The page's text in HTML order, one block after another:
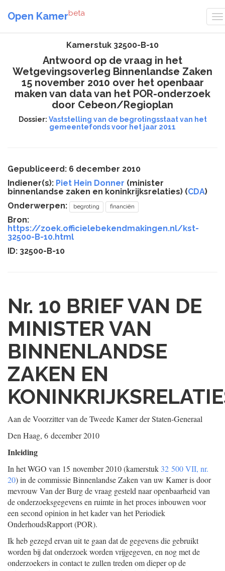
Open Kamerbeta
Kamerstuk 32500-B-10
Antwoord op de vraag in het
Wetgevingsoverleg Binnenlandse Zaken
15 november 2010 over het openbaar
maken van data van het POR-onderzoek
door Cebeon/Regioplan
Dossier: Vaststelling van de begrotingsstaat van het
gemeentefonds voor het jaar 2011
Gepubliceerd: 6 december 2010
Indiener(s): Piet Hein Donner (minister
binnenlandse zaken en koninkrijksrelaties) (CDA)
Onderwerpen:
begroting financiën
Bron:
https://zoek.officielebekendmakingen.nl/kst-
32500-B-10.html
ID: 32500-B-10
Nr. 10 BRIEF VAN DE
MINISTER VAN
BINNENLANDSE
ZAKEN EN
Aan de Voorzitter van de Tweede Kamer der Staten-Generaal
Den Haag, 6 december 2010
Inleiding
In het WGO van 15 november 2010 (kamerstuk 32 500 VII, nr.
20) in de commissie Binnenlandse Zaken van uw Kamer is door
mevrouw Van der Burg de vraag gesteld naar openbaarheid van
de onderzoeksgegevens en ruimte in het proces inbouwen voor
een second opinion in het kader van het Periodiek
OnderhoudsRapport (POR).
Ik heb gezegd ervan uit te gaan dat de gegevens die gebruikt
worden bij dat onderzoek worden vrijgegeven, en nog met de
onderzoekers in contact te zullen treden om dieper op de